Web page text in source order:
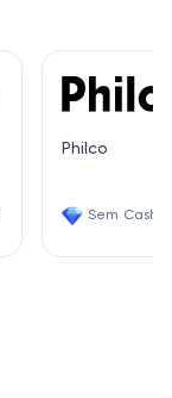
Philco
Sem